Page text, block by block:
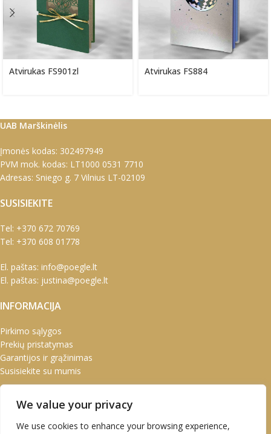
We value your privacy
We use cookies to enhance your browsing experience,
Atvirukas FS901zl Atvirukas FS884
UAB Marškinėlis
Įmonės kodas: 302497949
PVM mok. kodas: LT1000 0531 7710
Adresas: Sniego g. 7 Vilnius LT-02109
SUSISIEKITE
Tel: +370 672 70769
Tel: +370 608 01778
El. paštas: info@poegle.lt
El. paštas: justina@poegle.lt
INFORMACIJA
Pirkimo sąlygos
Prekių pristatymas
Garantijos ir grąžinimas
Susisiekite su mumis
Paskyra